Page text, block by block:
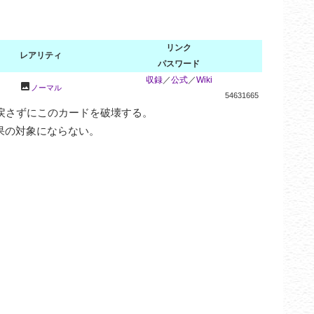
レアリティ
リンク
パスワード
photo ノーマル
収録／公式／Wiki
54631665
ずにこのカードを破壊する。
対象にならない。